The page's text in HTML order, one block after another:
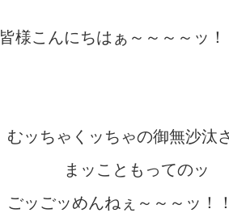
皆様こんにちはぁ～～～～ッ
むッちゃくッちゃの御無沙汰
まッこともってのッ
ごッごッめんねぇ～～～ッ！